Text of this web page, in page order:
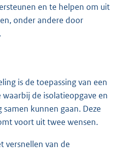
en te helpen om uit
onder andere door
is de toepassing van een
de isolatieopgave en
kunnen gaan. Deze
voort uit twee wensen.
versnellen van de